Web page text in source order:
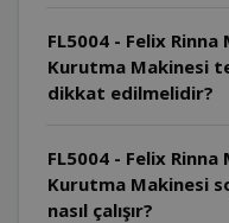
FL5004 - Felix
Kurutma Makinesi
dikkat edilmelidir?
FL5004 - Felix
Kurutma Makinesi
nasıl çalışır?